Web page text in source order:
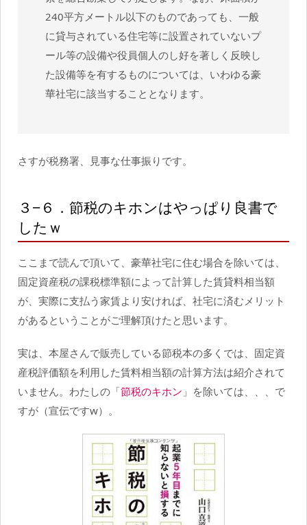
240平方メートル以下のものであっても、一般
に貸与されている住宅等に設置されていないプ
ール等の設備や役員個人のし好を著しく反映し
た設備等を有するものについては、いわゆる豪
華社宅に該当することとなります。
さすが税務署、見事な仕事振りです。
３−６．節税のキホンはやっぱり良書で
したｗ
ここまで読んで頂いて、豪華社宅に住む場合を除いては、
固定資産税の課税標準額によって計算した賃貸料相当額
が、実際に支払う家賃より安ければ、社宅に済むメリット
があるということがご理解頂けたと思います。
実は、本屋さんで販売している節税本の多くでは、固定資
産税評価額を利用した賃料相当額の計算方法は紹介されて
いません。わたしの「節税のキホン 」を除いては、、、で
すが（宣伝ですw）。